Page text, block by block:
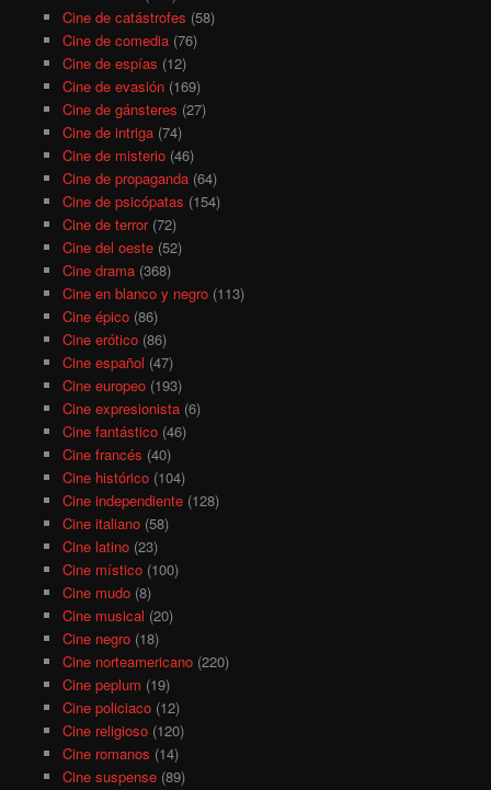
Cine de catástrofes (58)
Cine de comedia(76)
Cine de espías (12)
Cine de evasión(169)
Cine de gánsteres (27)
Cine de intriga(74)
Cine de misterio(46)
Cine de propaganda(64)
Cine de psicópatas (154)
Cine de terror(72)
Cine del oeste(52)
Cine drama(368)
Cine en blanco y negro(113)
Cine épico(86)
Cine erótico(86)
Cine español (47)
Cine europeo(193)
Cine expresionista(6)
Cine fantástico(46)
Cine francés (40)
Cine histórico(104)
Cine independiente(128)
Cine italiano(58)
Cine latino(23)
Cine místico(100)
Cine mudo(8)
Cine musical (20)
Cine negro(18)
Cine norteamericano(220)
Cine peplum (19)
Cine policiaco(12)
Cine religioso(120)
Cine romanos (14)
Cine suspense(89)